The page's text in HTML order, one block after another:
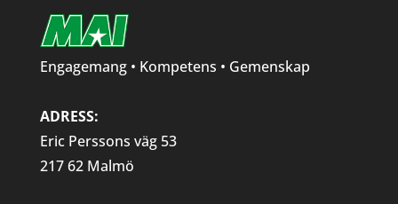
Engagemang • Kompetens • Gemenskap
ADRESS:
Eric Perssons väg 53
217 62 Malmö